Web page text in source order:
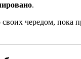
.
чередом, пока